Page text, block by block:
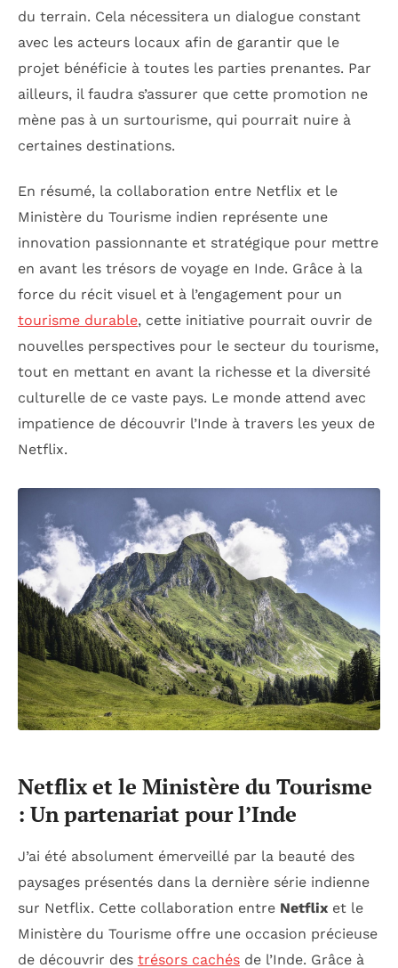
du terrain. Cela nécessitera un dialogue constant
avec les acteurs locaux afin de garantir que le
projet bénéficie à toutes les parties prenantes. Par
ailleurs, il faudra s’assurer que cette promotion ne
mène pas à un surtourisme, qui pourrait nuire à
certaines destinations.
En résumé, la collaboration entre Netflix et le
Ministère du Tourisme indien représente une
innovation passionnante et stratégique pour mettre
en avant les trésors de voyage en Inde. Grâce à la
force du récit visuel et à l’engagement pour un
tourisme durable, cette initiative pourrait ouvrir de
nouvelles perspectives pour le secteur du tourisme,
tout en mettant en avant la richesse et la diversité
culturelle de ce vaste pays. Le monde attend avec
impatience de découvrir l’Inde à travers les yeux de
Netflix.
Netflix et le Ministère du Tourisme
: Un partenariat pour l’Inde
J’ai été absolument émerveillé par la beauté des
paysages présentés dans la dernière série indienne
sur Netflix. Cette collaboration entre Netflix et le
Ministère du Tourisme offre une occasion précieuse
de découvrir des trésors cachés de l’Inde. Grâce à